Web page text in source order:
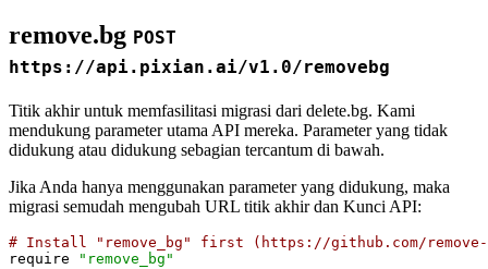
remove.bg POST
https://api.pixian.ai/v1.0/removebg
Titik akhir untuk memfasilitasi migrasi dari delete.bg. Kami
mendukung parameter utama API mereka. Parameter yang tidak
didukung atau didukung sebagian tercantum di bawah.
Jika Anda hanya menggunakan parameter yang didukung, maka
migrasi semudah mengubah URL titik akhir dan Kunci API:
# Install "remove_bg" first (https://github.com/
require
"remove_bg"